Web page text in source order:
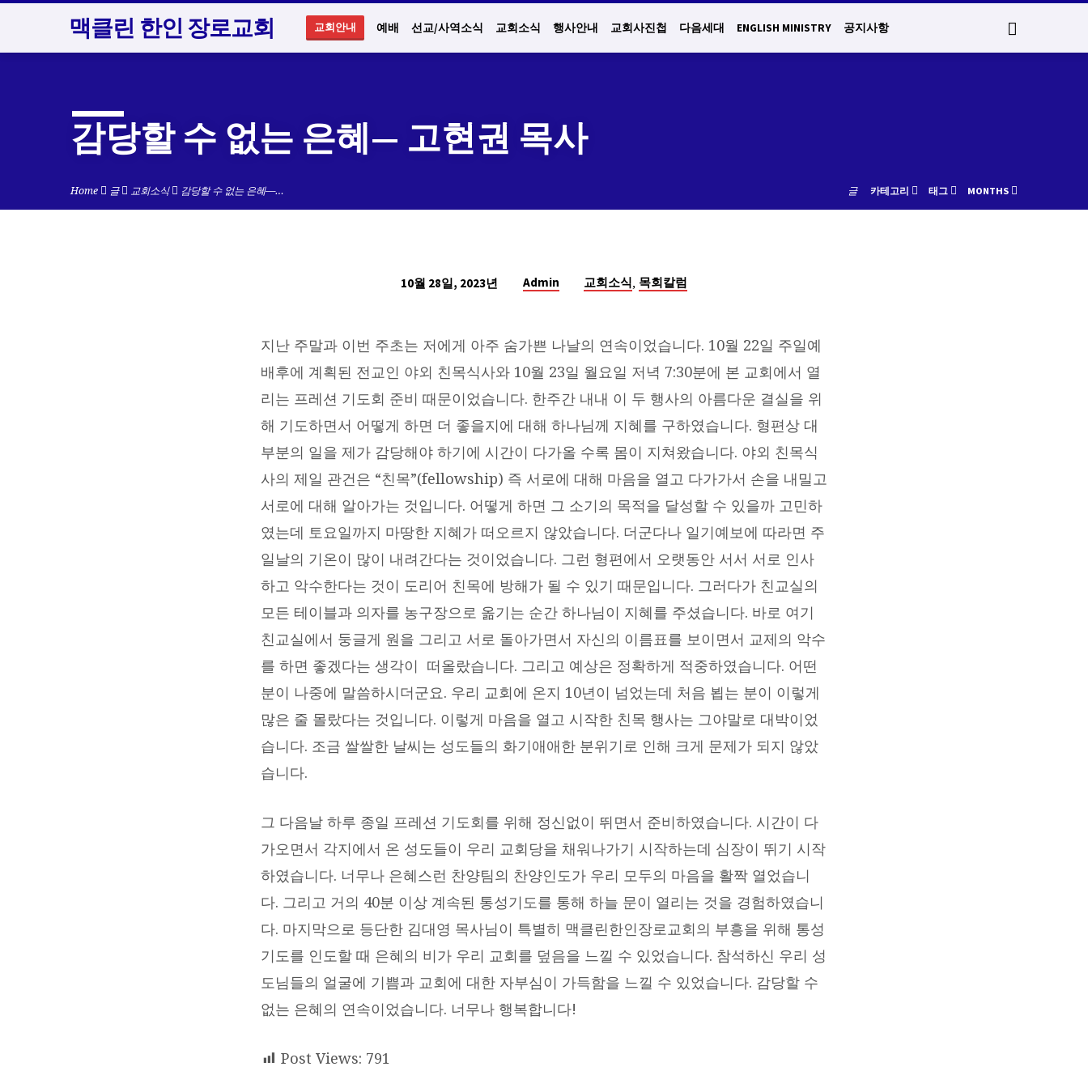
맥클린 한인 장로교회 교회안내 예배 선교/사역소식 교회소식 행사안내 교회사진첩 다음세대 ENGLISH MINISTRY 공지사항
감당할 수 없는 은혜— 고현권 목사
Home 글 교회소식 감당할 수 없는 은혜—… 글 카테고리 태그 MONTHS
10월 28일, 2023년 Admin 교회소식, 목회칼럼
지난 주말과 이번 주초는 저에게 아주 숨가쁜 나날의 연속이었습니다. 10월 22일 주일예
배후에 계획된 전교인 야외 친목식사와 10월 23일 월요일 저녁 7:30분에 본 교회에서 열
리는 프레션 기도회 준비 때문이었습니다. 한주간 내내 이 두 행사의 아름다운 결실을 위
해 기도하면서 어떻게 하면 더 좋을지에 대해 하나님께 지혜를 구하였습니다. 형편상 대
부분의 일을 제가 감당해야 하기에 시간이 다가올 수록 몸이 지쳐왔습니다. 야외 친목식
사의 제일 관건은 “친목”(fellowship) 즉 서로에 대해 마음을 열고 다가가서 손을 내밀고
서로에 대해 알아가는 것입니다. 어떻게 하면 그 소기의 목적을 달성할 수 있을까 고민하
였는데 토요일까지 마땅한 지혜가 떠오르지 않았습니다. 더군다나 일기예보에 따라면 주
일날의 기온이 많이 내려간다는 것이었습니다. 그런 형편에서 오랫동안 서서 서로 인사
하고 악수한다는 것이 도리어 친목에 방해가 될 수 있기 때문입니다. 그러다가 친교실의
모든 테이블과 의자를 농구장으로 옮기는 순간 하나님이 지혜를 주셨습니다. 바로 여기
친교실에서 둥글게 원을 그리고 서로 돌아가면서 자신의 이름표를 보이면서 교제의 악수
를 하면 좋겠다는 생각이 떠올랐습니다. 그리고 예상은 정확하게 적중하였습니다. 어떤
분이 나중에 말씀하시더군요. 우리 교회에 온지 10년이 넘었는데 처음 뵙는 분이 이렇게
많은 줄 몰랐다는 것입니다. 이렇게 마음을 열고 시작한 친목 행사는 그야말로 대박이었
습니다. 조금 쌀쌀한 날씨는 성도들의 화기애애한 분위기로 인해 크게 문제가 되지 않았
습니다.
그 다음날 하루 종일 프레션 기도회를 위해 정신없이 뛰면서 준비하였습니다. 시간이 다
가오면서 각지에서 온 성도들이 우리 교회당을 채워나가기 시작하는데 심장이 뛰기 시작
하였습니다. 너무나 은혜스런 찬양팀의 찬양인도가 우리 모두의 마음을 활짝 열었습니
다. 그리고 거의 40분 이상 계속된 통성기도를 통해 하늘 문이 열리는 것을 경험하였습니
다. 마지막으로 등단한 김대영 목사님이 특별히 맥클린한인장로교회의 부흥을 위해 통성
기도를 인도할 때 은혜의 비가 우리 교회를 덮음을 느낄 수 있었습니다. 참석하신 우리 성
도님들의 얼굴에 기쁨과 교회에 대한 자부심이 가득함을 느낄 수 있었습니다. 감당할 수
없는 은혜의 연속이었습니다. 너무나 행복합니다!
Post Views: 791